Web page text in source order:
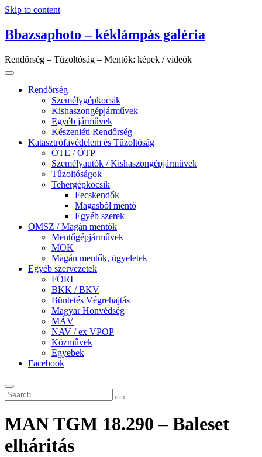
Skip to content
Bbazsaphoto – kéklámpás galéria
Rendőrség – Tűzoltóság – Mentők: képek / videók
Rendőrség
Személygépkocsik
Kishaszongépjárművek
Egyéb járművek
Készenléti Rendőrség
Katasztrófavédelem és Tűzoltóság
ÖTE / ÖTP
Személyautók / Kishaszongépjárművek
Tűzoltóságok
Tehergépkocsik
Fecskendők
Magasból mentő
Egyéb szerek
OMSZ / Magán mentők
Mentőgépjárművek
MOK
Magán mentők, ügyeletek
Egyéb szervezetek
FÖRI
BKK / BKV
Büntetés Végrehajtás
Magyar Honvédség
MÁV
NAV / ex VPOP
Közművek
Egyebek
Facebook
MAN TGM 18.290 – Baleset
elháritás